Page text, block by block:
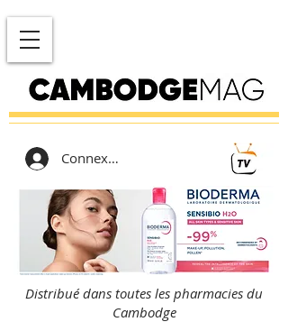
Connexion
Distribué dans toutes les pharmacies du
Cambodge